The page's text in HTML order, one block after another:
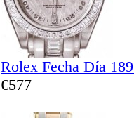
Rolex Fecha Día
€577